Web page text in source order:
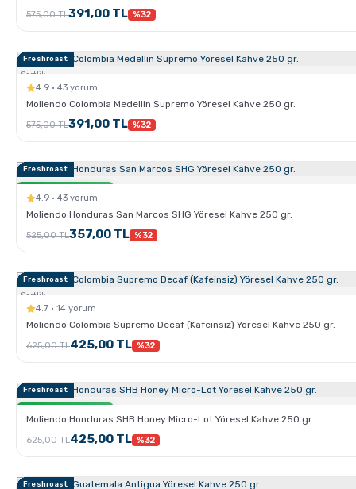
575,00 TL391,00 TL %32
Freshroast
Sertlik:
4.9 · 43 yorum
Moliendo Colombia Medellin Supremo Yöresel Kahve 250 gr.
575,00 TL391,00 TL %32
Freshroast
Sertlik:
4.9 · 43 yorum
Moliendo Honduras San Marcos SHG Yöresel Kahve 250 gr.
525,00 TL357,00 TL %32
Freshroast
Sertlik:
4.7 · 14 yorum
Moliendo Colombia Supremo Decaf (Kafeinsiz) Yöresel Kahve 250 gr.
625,00 TL425,00 TL %32
Freshroast
Sertlik:
Moliendo Honduras SHB Honey Micro-Lot Yöresel Kahve 250 gr.
625,00 TL425,00 TL %32
Freshroast